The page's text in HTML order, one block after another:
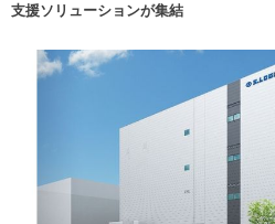
支援ソリューションが集結